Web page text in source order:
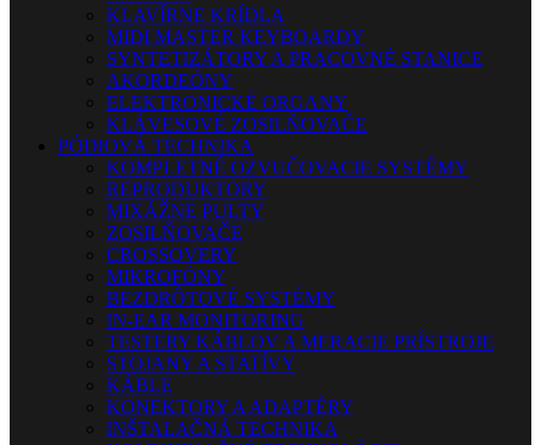
KLAVÍRNE KRÍDLA
MIDI MASTER KEYBOARDY
SYNTETIZÁTORY A PRACOVNÉ STANICE
AKORDEÓNY
ELEKTRONICKÉ ORGANY
KLÁVESOVÉ ZOSILŇOVAČE
PÓDIOVÁ TECHNIKA
KOMPLETNÉ OZVUČOVACIE SYSTÉMY
REPRODUKTORY
MIXÁŽNE PULTY
ZOSILŇOVAČE
CROSSOVERY
MIKROFÓNY
BEZDRÔTOVÉ SYSTÉMY
IN-EAR MONITORING
TESTERY KÁBLOV A MERACIE PRÍSTROJE
STOJANY A STATÍVY
KÁBLE
KONEKTORY A ADAPTÉRY
INŠTALAČNÁ TECHNIKA